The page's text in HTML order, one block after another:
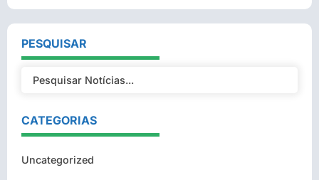
PESQUISAR
CATEGORIAS
Uncategorized